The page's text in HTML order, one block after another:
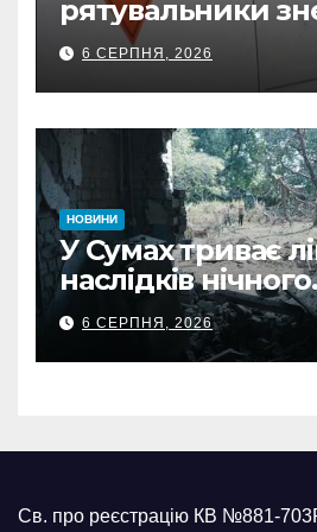
рятувальники
500-кілограмову
росіян
6 СЕРПНЯ, 2026
НОВИНИ
У Сумах триває
наслідків нічного
масованого
6 СЕРПНЯ, 2026
Св. про реєстрацію КВ №881-